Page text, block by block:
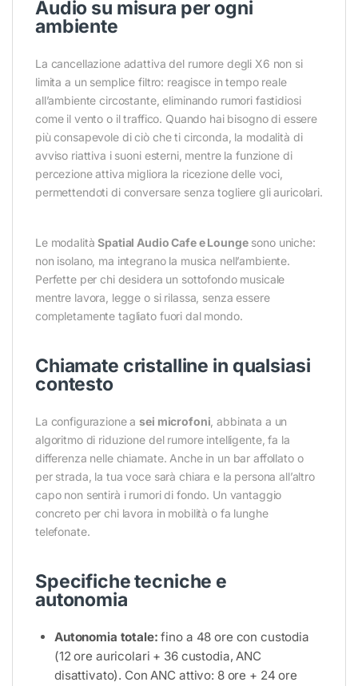
Audio su misura per ogni
ambiente
La cancellazione adattiva del rumore degli X6 non si
limita a un semplice filtro: reagisce in tempo reale
all’ambiente circostante, eliminando rumori fastidiosi
come il vento o il traffico. Quando hai bisogno di essere
più consapevole di ciò che ti circonda, la modalità di
avviso riattiva i suoni esterni, mentre la funzione di
percezione attiva migliora la ricezione delle voci,
permettendoti di conversare senza togliere gli auricolari.
Le modalitàSpatial Audio Cafe e Loungesono uniche:
non isolano, ma integrano la musica nell’ambiente.
Perfette per chi desidera un sottofondo musicale
mentre lavora, legge o si rilassa, senza essere
completamente tagliato fuori dal mondo.
Chiamate cristalline in qualsiasi
contesto
La configurazione asei microfoni , abbinata a un
algoritmo di riduzione del rumore intelligente, fa la
differenza nelle chiamate. Anche in un bar affollato o
per strada, la tua voce sarà chiara e la persona all’altro
capo non sentirà i rumori di fondo. Un vantaggio
concreto per chi lavora in mobilità o fa lunghe
telefonate.
Specifiche tecniche e
autonomia
Autonomia totale: fino a 48 ore con custodia
(12 ore auricolari + 36 custodia, ANC
disattivato). Con ANC attivo: 8 ore + 24 ore